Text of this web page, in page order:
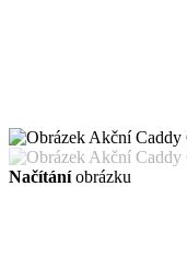
Načítáníobrázku